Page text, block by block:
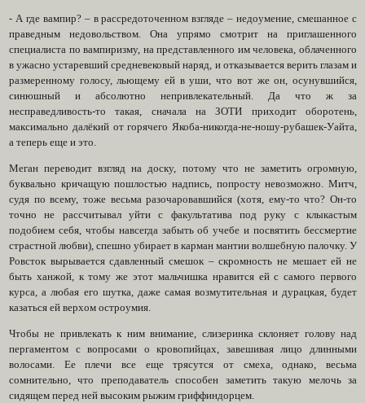
- А где вампир? – в рассредоточенном взгляде – недоумение, смешанное с
праведным недовольством. Она упрямо смотрит на приглашенного
специалиста по вампиризму, на представленного им человека, облаченного
в ужасно устаревший средневековый наряд, и отказывается верить глазам и
размеренному голосу, льющему ей в уши, что вот же он, осунувшийся,
синюшный и абсолютно непривлекательный. Да что ж за
несправедливость-то такая, сначала на ЗОТИ приходит оборотень,
максимально далёкий от горячего Якоба-никогда-не-ношу-рубашек-Уайта,
а теперь еще и это.
Меган переводит взгляд на доску, потому что не заметить огромную,
буквально кричащую пошлостью надпись, попросту невозможно. Митч,
судя по всему, тоже весьма разочаровавшийся (хотя, ему-то что? Он-то
точно не рассчитывал уйти с факультатива под руку с клыкастым
подобием себя, чтобы навсегда забыть об учебе и посвятить бессмертие
страстной любви), спешно убирает в карман мантии волшебную палочку. У
Ровсток вырывается сдавленный смешок – скромность не мешает ей не
быть ханжой, к тому же этот мальчишка нравится ей с самого первого
курса, а любая его шутка, даже самая возмутительная и дурацкая, будет
казаться ей верхом остроумия.
Чтобы не привлекать к ним внимание, слизеринка склоняет голову над
пергаментом с вопросами о кровопийцах, завешивая лицо длинными
волосами. Ее плечи все еще трясутся от смеха, однако, весьма
сомнительно, что преподаватель способен заметить такую мелочь за
сидящем перед ней высоким рыжим гриффиндорцем.